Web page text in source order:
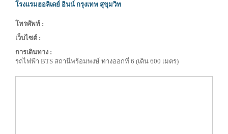
โรงแรมฮอลิเดย์ อินน์ กรุงเทพ สุขุมวิท
โทรศัพท์ :
เว็บไซต์ :
การเดินทาง :
รถไฟฟ้า BTS สถานีพร้อมพงษ์ ทางออกที่ 6 (เดิน 600 เมตร)